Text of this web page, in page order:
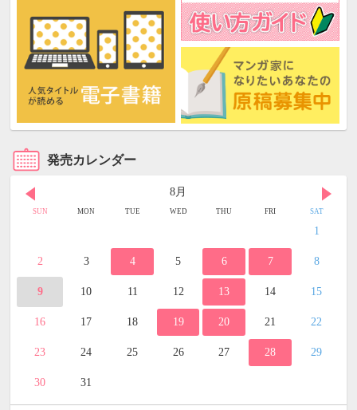
発売カレンダー
8月
SUN MON TUE WED THU FRI SAT
1
2 3 4 5 6 7 8
9 10 11 12 13 14 15
16 17 18 19 20 21 22
23 24 25 26 27 28 29
30 31